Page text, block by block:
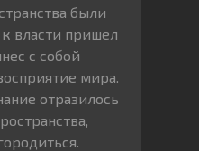
были
власти пришел
с собой
мира.
отразилось